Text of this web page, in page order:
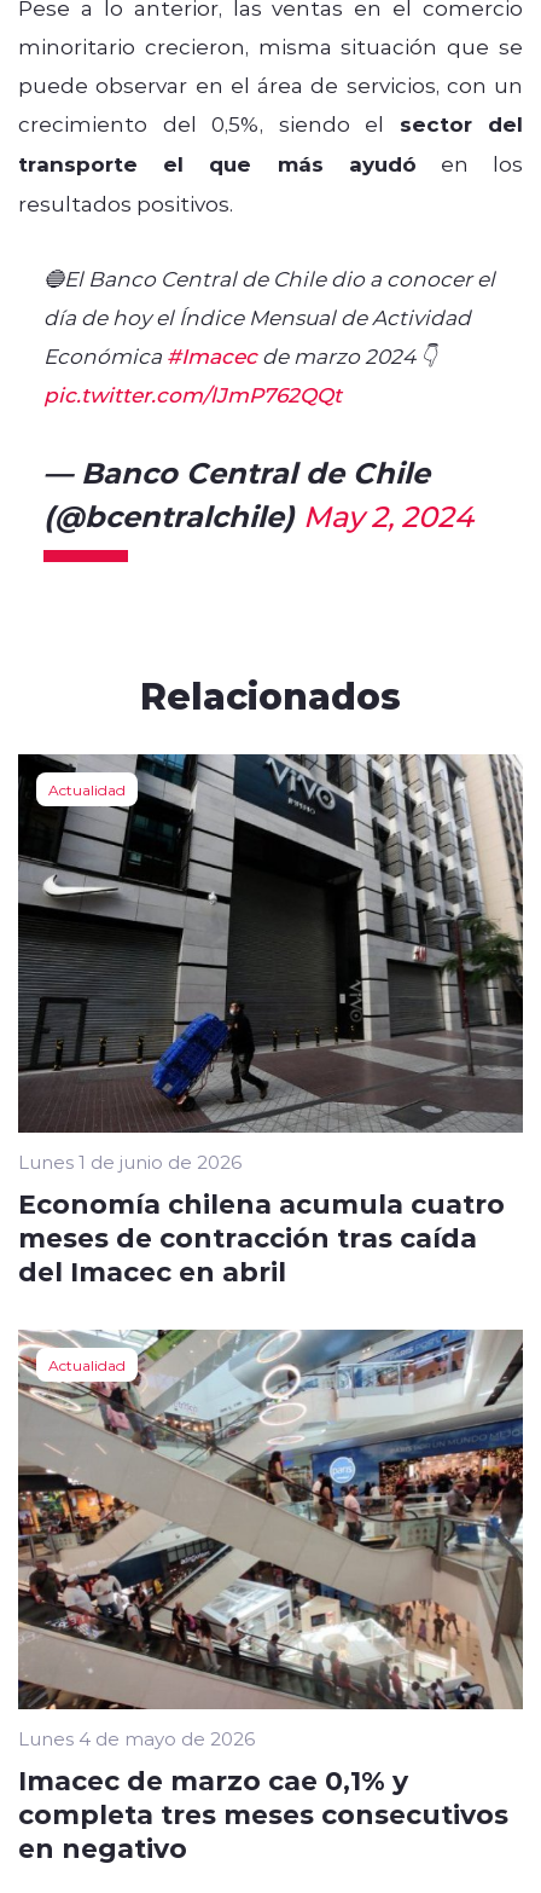
Pese a lo anterior, las ventas en el comercio
minoritario crecieron, misma situación que se
puede observar en el área de servicios, con un
crecimiento del 0,5%, siendo el sector del
transporte el que más ayudó en los
resultados positivos.
🔵El Banco Central de Chile dio a conocer el
día de hoy el Índice Mensual de Actividad
Económica #Imacecde marzo 2024 👇
pic.twitter.com/lJmP762QQt
— Banco Central de Chile
(@bcentralchile) May 2, 2024
Relacionados
Actualidad
Lunes 1 de junio de 2026
Economía chilena acumula cuatro
meses de contracción tras caída
del Imacec en abril
Actualidad
Lunes 4 de mayo de 2026
Imacec de marzo cae 0,1% y
completa tres meses consecutivos
en negativo